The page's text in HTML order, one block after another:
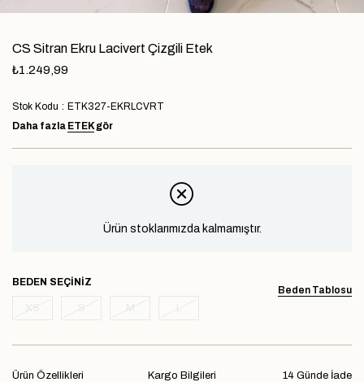
CS Sitran Ekru Lacivert Çizgili Etek
₺1.249,99
Stok Kodu
ETK327-EKRLCVRT
Daha fazla ETEKgör
Ürün stoklarımızda kalmamıştır.
Beden Tablosu
BEDEN
Ürün Özellikleri 14 Günde İade
Kargo Bilgileri